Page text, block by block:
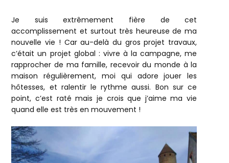
Je suis extrêmement fière de cet
accomplissement et surtout très heureuse de ma
nouvelle vie ! Car au-delà du gros projet travaux,
c’était un projet global : vivre à la campagne, me
rapprocher de ma famille, recevoir du monde à la
maison régulièrement, moi qui adore jouer les
hôtesses, et ralentir le rythme aussi. Bon sur ce
point, c’est raté mais je crois que j’aime ma vie
quand elle est très en mouvement !